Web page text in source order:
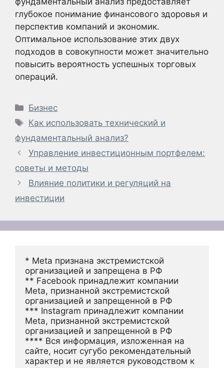
глубокое понимание финансового здоровья и
перспектив компаний и экономик.
Оптимальное использование этих двух
подходов в совокупности может значительно
повысить вероятность успешных торговых
операций.
Рубрики
Бизнес
Метки
Как использовать технический и
фундаментальный анализ?
Управление инвестиционным портфелем:
советы и методы
Влияние политики и регуляций на
инвестиции
* Meta признана экстремистской
организацией и запрещена в РФ
** Facebook принадлежит компании
Meta, признанной экстремистской
организацией и запрещенной в РФ
*** Instagram принадлежит компании
Meta, признанной экстремистской
организацией и запрещенной в РФ
**** Вся информация, изложенная на
сайте, носит сугубо рекомендательный
характер и не является руководством к